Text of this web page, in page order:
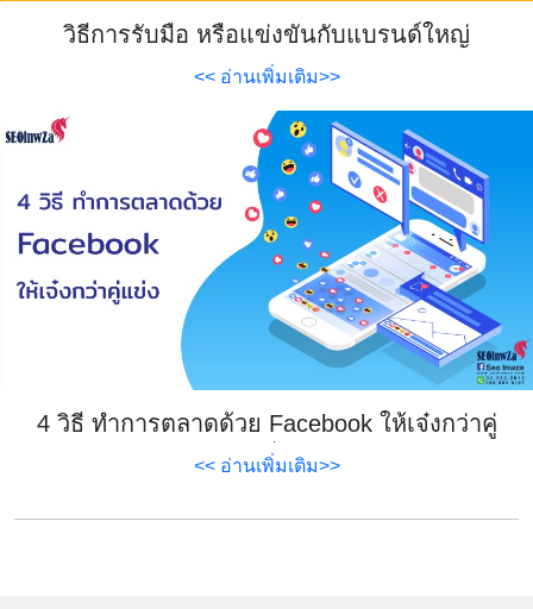
วิธีการรับมือ หรือแข่งขันกับแบรนด์ใหญ่
<< อ่านเพิ่มเติม>>
4 วิธี ทำการตลาดด้วย Facebook ให้เจ๋งกว่าคู่
แข่ง
<< อ่านเพิ่มเติม>>